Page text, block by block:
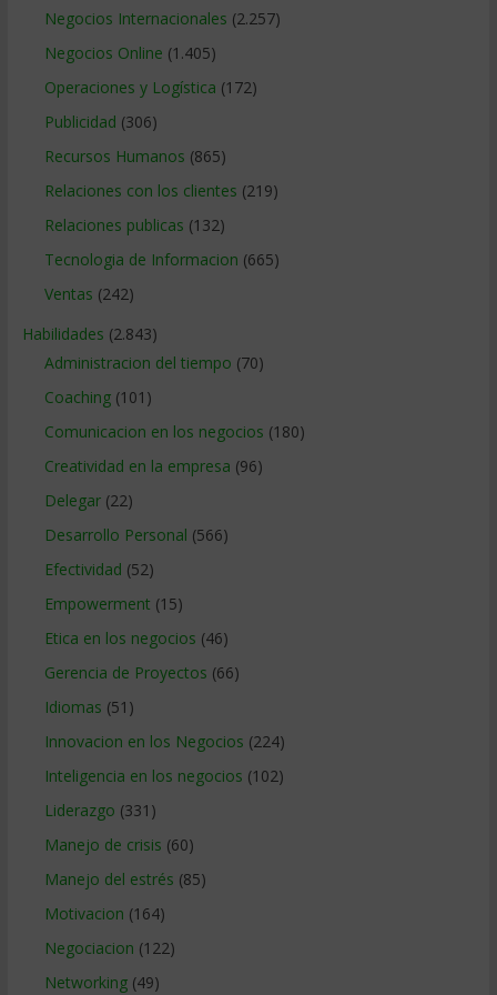
Negocios Internacionales (2.257)
Negocios Online (1.405)
Operaciones y Logística (172)
Publicidad (306)
Recursos Humanos (865)
Relaciones con los clientes (219)
Relaciones publicas (132)
Tecnologia de Informacion (665)
Ventas (242)
Habilidades (2.843)
Administracion del tiempo (70)
Coaching(101)
Comunicacion en los negocios (180)
Creatividad en la empresa (96)
Delegar(22)
Desarrollo Personal (566)
Efectividad (52)
Empowerment (15)
Etica en los negocios (46)
Gerencia de Proyectos (66)
Idiomas (51)
Innovacion en los Negocios (224)
Inteligencia en los negocios (102)
Liderazgo (331)
Manejo de crisis (60)
Manejo del estrés (85)
Motivacion (164)
Negociacion (122)
Networking(49)